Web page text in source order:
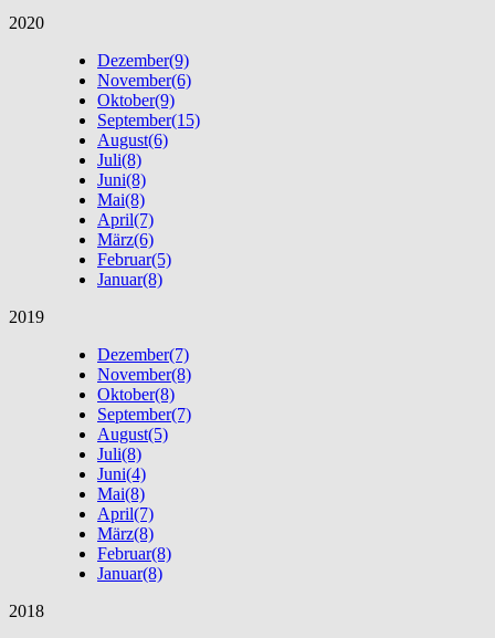
2020
Dezember(9)
November(6)
Oktober(9)
September(15)
August(6)
Juli(8)
Juni(8)
Mai(8)
April(7)
März(6)
Februar(5)
Januar(8)
2019
Dezember(7)
November(8)
Oktober(8)
September(7)
August(5)
Juli(8)
Juni(4)
Mai(8)
April(7)
März(8)
Februar(8)
Januar(8)
2018